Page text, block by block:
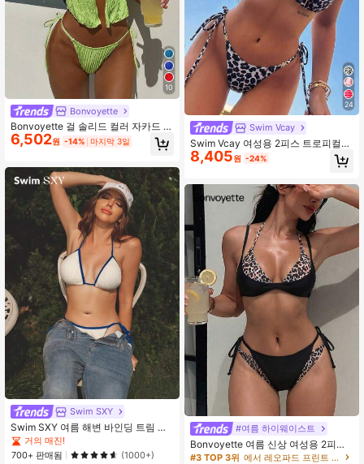
10
Bonvoyette
Bonvoyette 걸 솔리드 컬러 자카드 원
단 스파게티 스트랩 백리스 드로스트
링 타이업 홀터 섹시 큐트 걸 비치 비
6,502원 -14% 마지막 3일
Swim SXY
Swim SXY 여름 해변 바인딩 트림 질
감 할터 삼각 비키니
거의 매진!
700+ 판매됨
(1000+)
24
Swim Vcay
Swim Vcay 여성용 2피스 트로피컬
섹시 표범 프린트 비키니 세트, 금속
하드웨어 포함, 휴가 캐주얼
8,405원 -24%
#여름 하이웨이스트
Bonvoyette 여름 신상 여성용 2피스
수영복 세트, 블랙 표범 무늬 랜덤 프
#3 TOP 3위 에서 레오파드 프린트 여성 비치웨어